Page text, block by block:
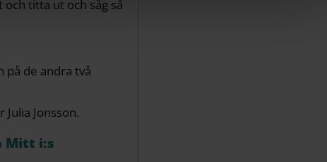
titta ut och såg så
på de andra två
Jonsson.
Mitt i:s